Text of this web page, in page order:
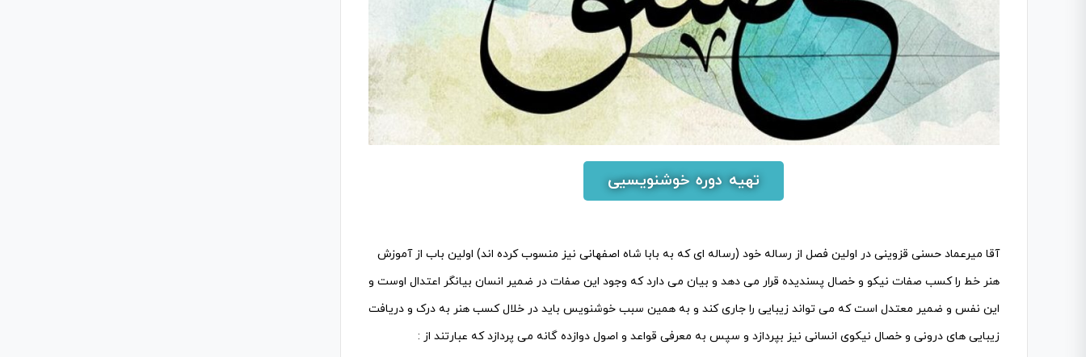
تهیه دوره خوشنویسیی
آقا میرعماد حسنی قزوینی در اولین فصل از رساله خود (رساله ای که به بابا شاه اصفهانی نیز منسوب کرده اند) اولین باب از آموزش
هنر خط را کسب صفات نیکو و خصال پسندیده قرار می دهد و بیان می دارد که وجود این صفات در ضمیر انسان بیانگر اعتدال اوست و
این نفس و ضمیر معتدل است که می تواند زیبایی را جاری کند و به همین سبب خوشنویس باید در خلال کسب هنر به درک و دریافت
زیبایی های درونی و خصال نیکوی انسانی نیز بپردازد و سپس به معرفی قواعد و اصول دوازده گانه می پردازد که عبارتند از :